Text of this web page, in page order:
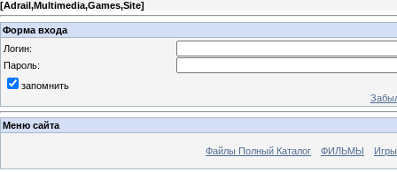
[Adrail,Multimedia,Games,Site]
Форма входа
Логин:
Пароль:
запомнить
Меню сайта
Файлы Полный Каталог ФИЛЬМЫ